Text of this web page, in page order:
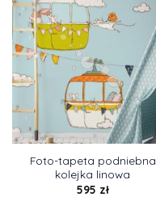
Foto-tapeta podniebna
kolejka linowa
595 zł